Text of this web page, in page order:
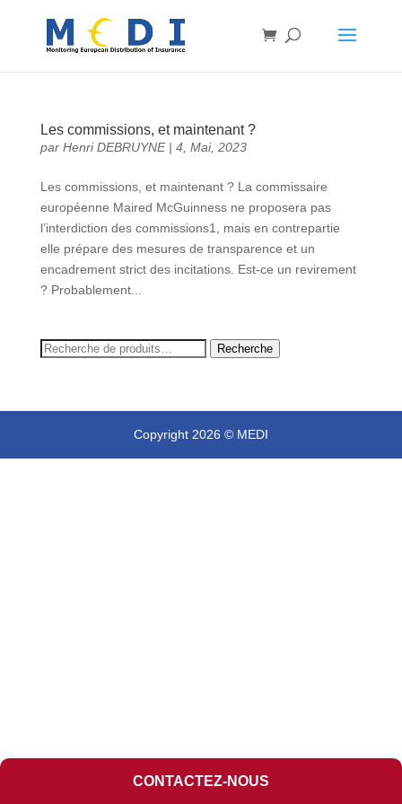
Les commissions, et maintenant ?
par Henri DEBRUYNE| 4, Mai, 2023
Les commissions, et maintenant ? La commissaire
européenne Maired McGuinness ne proposera pas
l’interdiction des commissions1, mais en contrepartie
elle prépare des mesures de transparence et un
encadrement strict des incitations. Est-ce un revirement
? Probablement...
Recherche
Recherche
Copyright 2026 © MEDI
CONTACTEZ-NOUS